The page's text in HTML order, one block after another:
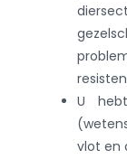
U
vlot en